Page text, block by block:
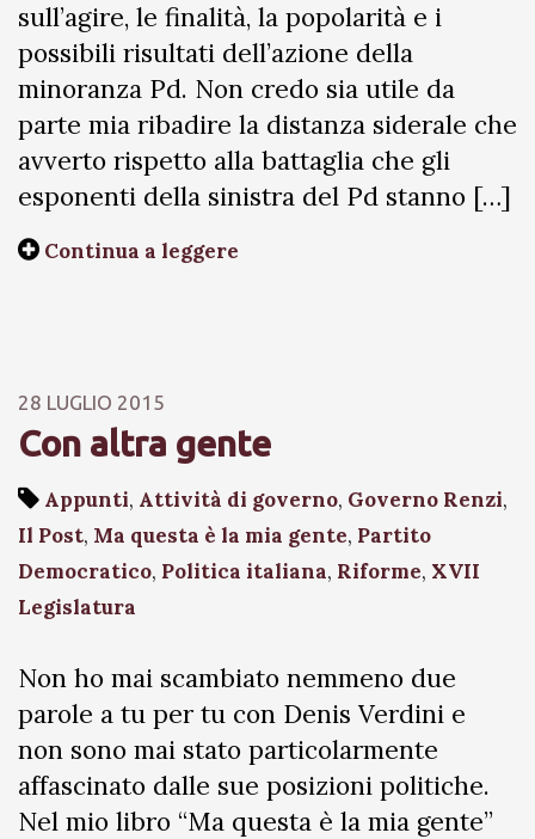
sull’agire, le finalità, la popolarità e i
possibili risultati dell’azione della
minoranza Pd. Non credo sia utile da
parte mia ribadire la distanza siderale che
avverto rispetto alla battaglia che gli
esponenti della sinistra del Pd stanno […]
Continua a leggere
28 LUGLIO 2015
Con altra gente
Appunti, Attività di governo, Governo Renzi,
Il Post, Ma questa è la mia gente, Partito
Democratico, Politica italiana, Riforme, XVII
Legislatura
Non ho mai scambiato nemmeno due
parole a tu per tu con Denis Verdini e
non sono mai stato particolarmente
affascinato dalle sue posizioni politiche.
Nel mio libro “Ma questa è la mia gente”